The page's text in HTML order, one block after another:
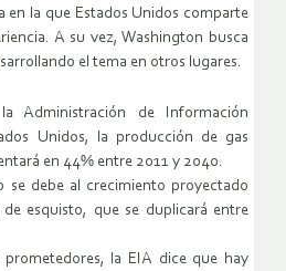
en la que Estados Unidos comparte
A su vez, Washington busca
el tema en otros lugares.
Administración de Información
Unidos, la producción de gas
en 44% entre 2011 y 2040.
se debe al crecimiento proyectado
esquisto, que se duplicará entre
la EIA dice que hay